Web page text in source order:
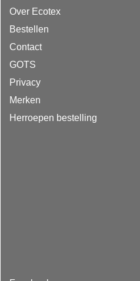
Over Ecotex
Bestellen
Contact
GOTS
Privacy
Merken
Herroepen bestelling